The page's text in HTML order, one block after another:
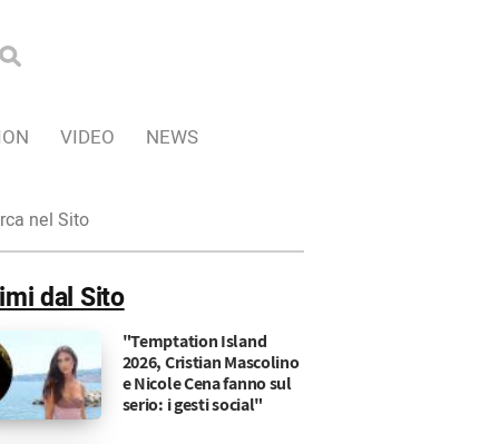
VIDEO NEWS
dal Sito
"Temptation Island
2026, Cristian Mascolino
e Nicole Cena fanno sul
serio: i gesti social"